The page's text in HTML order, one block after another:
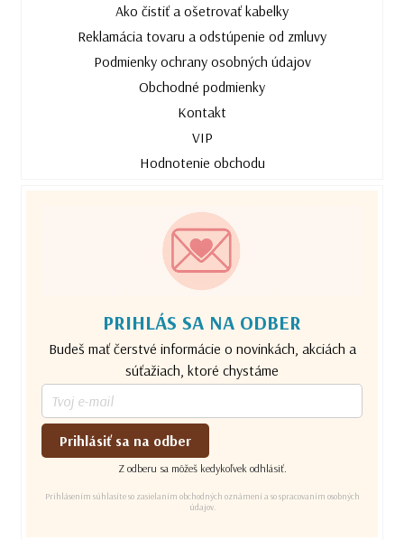
Ako čistiť a ošetrovať kabelky
Reklamácia tovaru a odstúpenie od zmluvy
Podmienky ochrany osobných údajov
Obchodné podmienky
Kontakt
VIP
Hodnotenie obchodu
PRIHLÁS SA NA ODBER
Budeš mať čerstvé informácie o novinkách, akciách a
súťažiach, ktoré chystáme
Prihlásiť sa na odber
Z odberu sa môžeš kedykoľvek odhlásiť.
Prihlásením súhlasíte so zasielaním obchodných oznámení a so spracovaním osobných
údajov.